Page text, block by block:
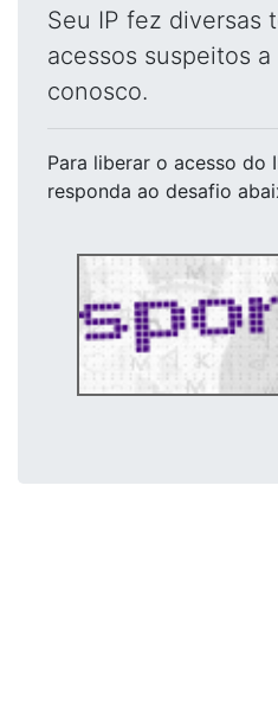
Seu IP fez diversas
acessos suspeitos
conosco.
Para liberar o acesso do
responda ao desafio